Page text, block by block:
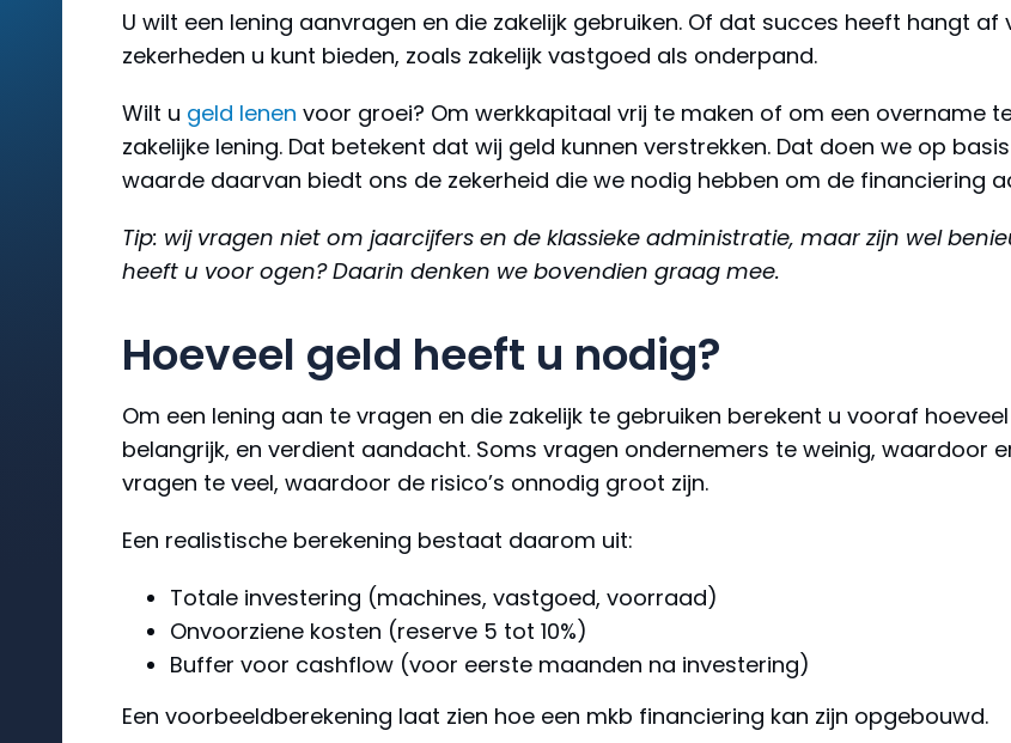
U wilt een lening aanvragen en die zakelijk gebruiken. Of dat succes heeft hangt
zekerheden u kunt bieden, zoals zakelijk vastgoed als onderpand.
Wilt u geld lenen voor groei? Om werkkapitaal vrij te maken of om een overname
zakelijke lening. Dat betekent dat wij geld kunnen verstrekken. Dat doen we op
waarde daarvan biedt ons de zekerheid die we nodig hebben om de financiering
Tip: wij vragen niet om jaarcijfers en de klassieke administratie, maar zijn wel
heeft u voor ogen? Daarin denken we bovendien graag mee.
Hoeveel geld heeft u nodig?
Om een lening aan te vragen en die zakelijk te gebruiken berekent u vooraf
belangrijk, en verdient aandacht. Soms vragen ondernemers te weinig, waardoor
vragen te veel, waardoor de risico’s onnodig groot zijn.
Een realistische berekening bestaat daarom uit:
Totale investering (machines, vastgoed, voorraad)
Onvoorziene kosten (reserve 5 tot 10%)
Buffer voor cashflow (voor eerste maanden na investering)
Een voorbeeldberekening laat zien hoe een mkb financiering kan zijn opgebouwd.